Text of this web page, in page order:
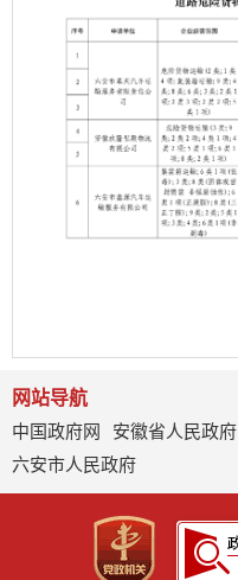
网站导航
中国政府网
安徽省人民政府
六安市人民政府